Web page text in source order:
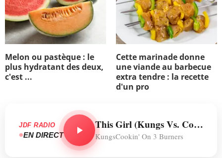
Melon ou pastèque : le
plus hydratant des deux,
c'est ...
Cette marinade donne
une viande au barbecue
extra tendre : la recette
d'un pro
JDF RADIO
EN DIRECT
This Girl (Kungs Vs. Cookin' On 3 Burners) (Kungs Vs. Cookin' On 3 Burners)
KungsCookin' On 3 Burners